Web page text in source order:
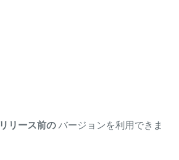
リリース前の バージョンを利用できま